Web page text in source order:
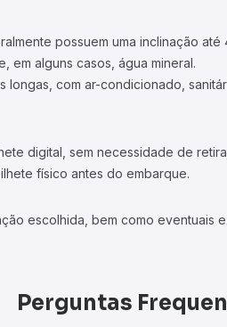
possuem uma inclinação até
em alguns casos, água mineral.
longas, com ar-condicionado,
digital, sem necessidade de
físico antes do embarque.
escolhida, bem como eventuais
Perguntas